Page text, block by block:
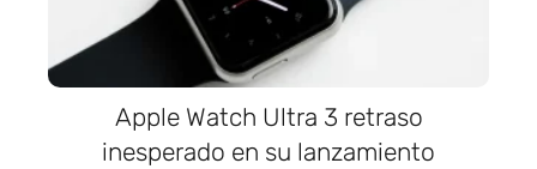
Apple Watch Ultra 3 retraso
inesperado en su lanzamiento